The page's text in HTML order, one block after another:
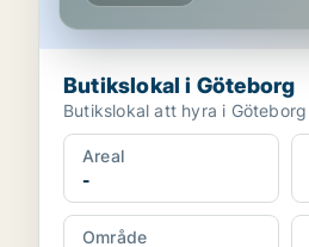
Butikslokal i Göteborg
Butikslokal att hyra i Göteborg
Areal
-
Område